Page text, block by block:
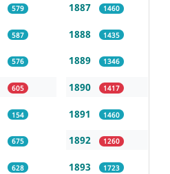
579
587
576
605
154
675
628
1887 1460
1888 1435
1889 1346
1890 1417
1891 1460
1892 1260
1893 1723